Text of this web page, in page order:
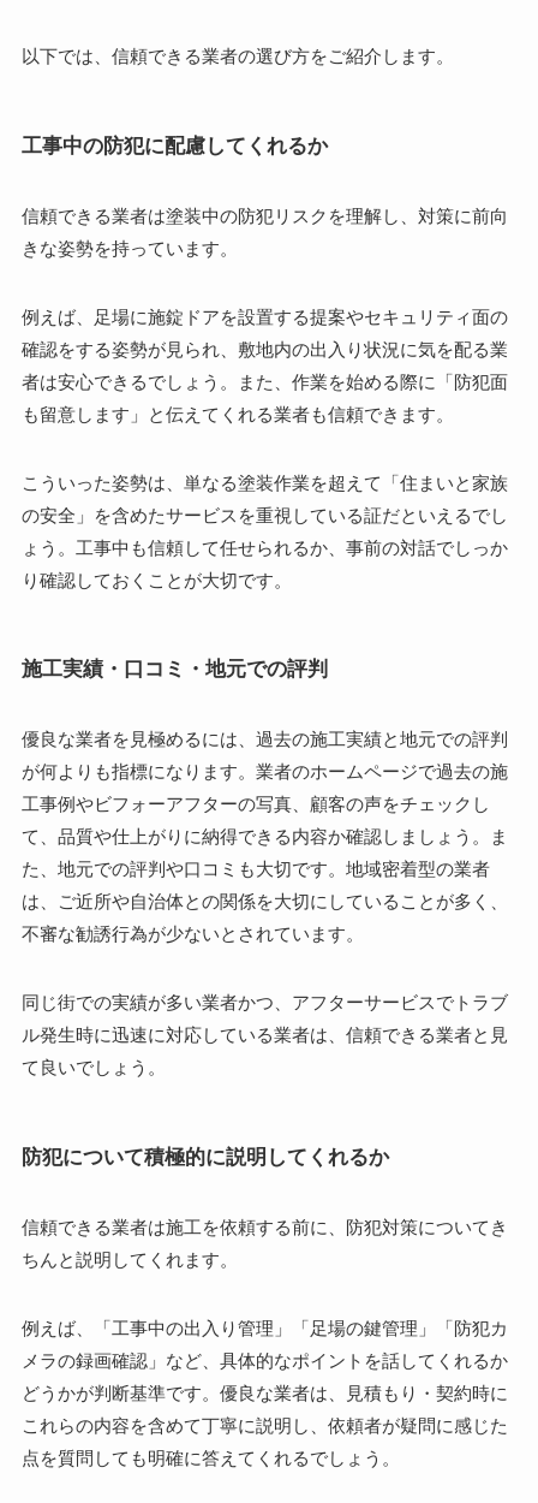
以下では、信頼できる業者の選び方をご紹介します。
工事中の防犯に配慮してくれるか
信頼できる業者は塗装中の防犯リスクを理解し、対策に前向
きな姿勢を持っています。
例えば、足場に施錠ドアを設置する提案やセキュリティ面の
確認をする姿勢が見られ、敷地内の出入り状況に気を配る業
者は安心できるでしょう。また、作業を始める際に「防犯面
も留意します」と伝えてくれる業者も信頼できます。
こういった姿勢は、単なる塗装作業を超えて「住まいと家族
の安全」を含めたサービスを重視している証だといえるでし
ょう。工事中も信頼して任せられるか、事前の対話でしっか
り確認しておくことが大切です。
施工実績・口コミ・地元での評判
優良な業者を見極めるには、過去の施工実績と地元での評判
が何よりも指標になります。業者のホームページで過去の施
工事例やビフォーアフターの写真、顧客の声をチェックし
て、品質や仕上がりに納得できる内容か確認しましょう。ま
た、地元での評判や口コミも大切です。地域密着型の業者
は、ご近所や自治体との関係を大切にしていることが多く、
不審な勧誘行為が少ないとされています。
同じ街での実績が多い業者かつ、アフターサービスでトラブ
ル発生時に迅速に対応している業者は、信頼できる業者と見
て良いでしょう。
防犯について積極的に説明してくれるか
信頼できる業者は施工を依頼する前に、防犯対策についてき
ちんと説明してくれます。
例えば、「工事中の出入り管理」「足場の鍵管理」「防犯カ
メラの録画確認」など、具体的なポイントを話してくれるか
どうかが判断基準です。優良な業者は、見積もり・契約時に
これらの内容を含めて丁寧に説明し、依頼者が疑問に感じた
点を質問しても明確に答えてくれるでしょう。